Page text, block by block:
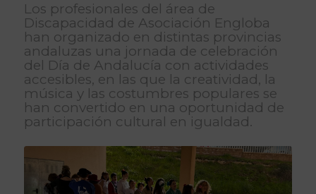
Los profesionales del área de
Discapacidad de Asociación Engloba
han organizado en distintas provincias
andaluzas una jornada de celebración
del Día de Andalucía con actividades
accesibles, en las que la creatividad, la
música y las costumbres populares se
han convertido en una oportunidad de
participación cultural en igualdad.